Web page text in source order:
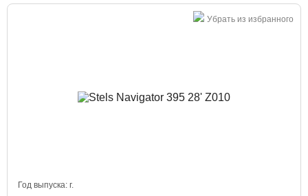
Убрать из избранного
Год выпуска: г.